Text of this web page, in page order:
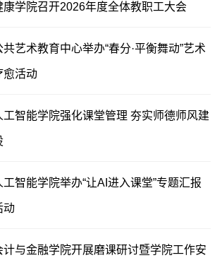
康学院召开2026年度全体教职工大会
共艺术教育中心举办“春分·平衡舞动”艺术
愈活动
工智能学院强化课堂管理 夯实师德师风建
工智能学院举办“让AI进入课堂”专题汇报
动
计与金融学院开展磨课研讨暨学院工作安